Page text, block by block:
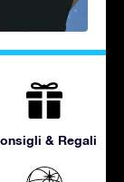
& Regali